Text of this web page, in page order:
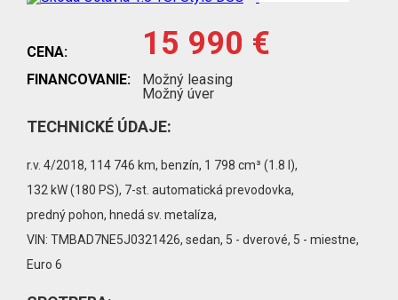
CENA: 15 990 €
FINANCOVANIE:
Možný leasing
Možný úver
TECHNICKÉ ÚDAJE:
r.v. 4/2018, 114 746 km, benzín, 1 798 cm³ (1.8 l),
132 kW (180 PS), 7-st. automatická prevodovka,
predný pohon, hnedá sv. metalíza,
VIN: TMBAD7NE5J0321426, sedan, 5 - dverové, 5 - miestne,
Euro 6